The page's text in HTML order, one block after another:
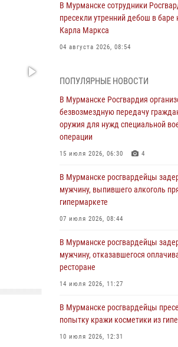
В Мурманске сотрудники
пресекли утренний дебош в баре
Карла Маркса
04 августа 2026, 08:54
Росгвардии отмечает 37 лет со дня
образования
03 августа 2026, 12:23 4
Сотрудники вневедомственной
Росгвардии пресекли
города Кандалакши
03 августа 2026, 09:12
членов избирательных комиссий в
31 июля 2026, 08:48
не оплатившего счет в ресторане
30 июля 2026, 14:09
ПОПУЛЯРНЫЕ НОВОСТИ
В Мурманске Росгвардия
безвозмездную передачу
оружия для нужд специальной
операции
15 июля 2026, 06:30 4
В Мурманске росгвардейцы
мужчину, выпившего алкоголь
гипермаркете
07 июля 2026, 08:44
В Мурманске росгвардейцы
мужчину, отказавшегося
ресторане
14 июля 2026, 11:27
В Мурманске росгвардейцы
попытку кражи косметики из
10 июля 2026, 12:31